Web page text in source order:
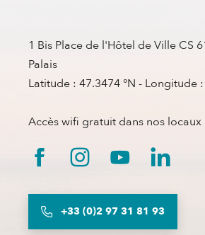
1 Bis Place de l'Hôtel de Ville CS
Palais
Latitude : 47.3474 °N - Longitude
Accès wifi gratuit dans nos locaux
+33 (0)2 97 31 81 93